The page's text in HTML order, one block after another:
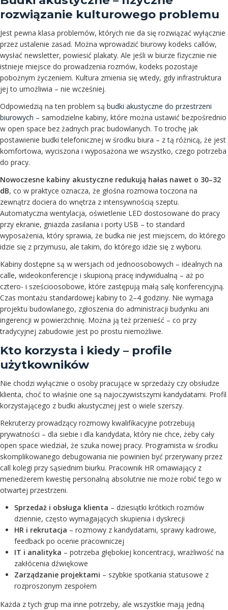
rozwiązanie kulturowego problemu
Jest pewna klasa problemów, których nie da się rozwiązać wyłącznie
przez ustalenie zasad. Można wprowadzić biurowy kodeks callów,
wysłać newsletter, powiesić plakaty. Ale jeśli w biurze fizycznie nie
istnieje miejsce do prowadzenia rozmów, kodeks pozostaje
pobożnym życzeniem. Kultura zmienia się wtedy, gdy infrastruktura
jej to umożliwia – nie wcześniej.
Odpowiedzią na ten problem są budki akustyczne do przestrzeni
biurowych – samodzielne kabiny, które można ustawić bezpośrednio
w open space bez żadnych prac budowlanych. To trochę jak
postawienie budki telefonicznej w środku biura – z tą różnicą, że jest
komfortowa, wyciszona i wyposażona we wszystko, czego potrzeba
do pracy.
Nowoczesne kabiny akustyczne redukują hałas nawet o 30–32
dB, co w praktyce oznacza, że głośna rozmowa toczona na
zewnątrz dociera do wnętrza z intensywnością szeptu.
Automatyczna wentylacja, oświetlenie LED dostosowane do pracy
przy ekranie, gniazda zasilania i porty USB – to standard
wyposażenia, który sprawia, że budka nie jest miejscem, do którego
idzie się z przymusu, ale takim, do którego idzie się z wyboru.
Kabiny dostępne są w wersjach od jednoosobowych – idealnych na
calle, wideokonferencje i skupioną pracę indywidualną – aż po
cztero- i sześcioosobowe, które zastępują małą salę konferencyjną.
Czas montażu standardowej kabiny to 2–4 godziny. Nie wymaga
projektu budowlanego, zgłoszenia do administracji budynku ani
ingerencji w powierzchnię. Można ją też przenieść – co przy
tradycyjnej zabudowie jest po prostu niemożliwe.
Kto korzysta i kiedy – profile
użytkowników
Nie chodzi wyłącznie o osoby pracujące w sprzedaży czy obsłudze
klienta, choć to właśnie one są najoczywistszymi kandydatami. Profil
korzystającego z budki akustycznej jest o wiele szerszy.
Rekruterzy prowadzący rozmowy kwalifikacyjne potrzebują
prywatności – dla siebie i dla kandydata, który nie chce, żeby cały
open space wiedział, że szuka nowej pracy. Programista w środku
skomplikowanego debugowania nie powinien być przerywany przez
call kolegi przy sąsiednim biurku. Pracownik HR omawiający z
menedżerem kwestię personalną absolutnie nie może robić tego w
otwartej przestrzeni.
Sprzedaż i obsługa klienta – dziesiątki krótkich rozmów
dziennie, często wymagających skupienia i dyskrecji
HR i rekrutacja – rozmowy z kandydatami, sprawy kadrowe,
feedback po ocenie pracowniczej
IT i analityka – potrzeba głębokiej koncentracji, wrażliwość na
zakłócenia dźwiękowe
Zarządzanie projektami – szybkie spotkania statusowe z
rozproszonym zespołem
Każda z tych grup ma inne potrzeby, ale wszystkie mają jedną